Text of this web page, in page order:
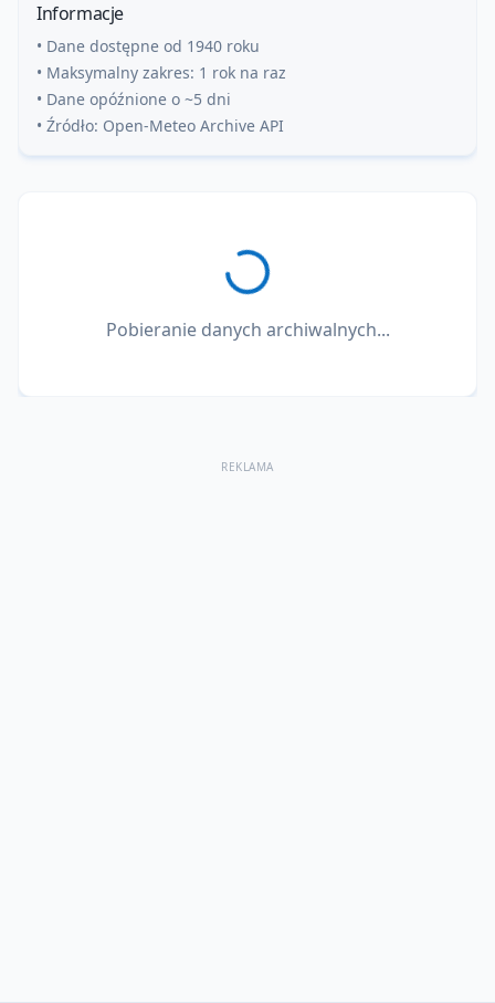
Informacje
• Dane dostępne od 1940 roku
• Maksymalny zakres: 1 rok na raz
• Dane opóźnione o ~5 dni
• Źródło: Open-Meteo Archive API
Pobieranie danych archiwalnych...
REKLAMA